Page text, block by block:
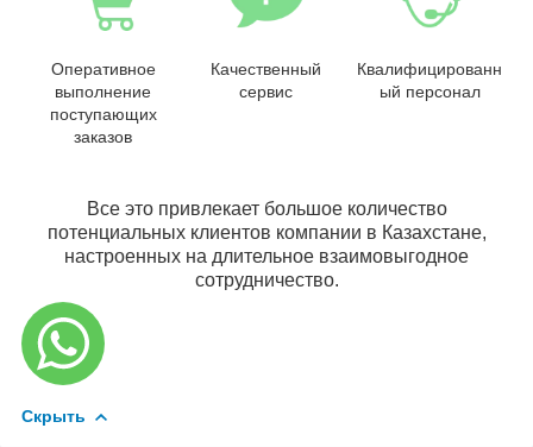
Оперативное
выполнение
поступающих
заказов
Качественный
сервис
Квалифицированн
ый персонал
Все это привлекает большое количество
потенциальных клиентов компании в Казахстане,
настроенных на длительное взаимовыгодное
сотрудничество.
Скрыть